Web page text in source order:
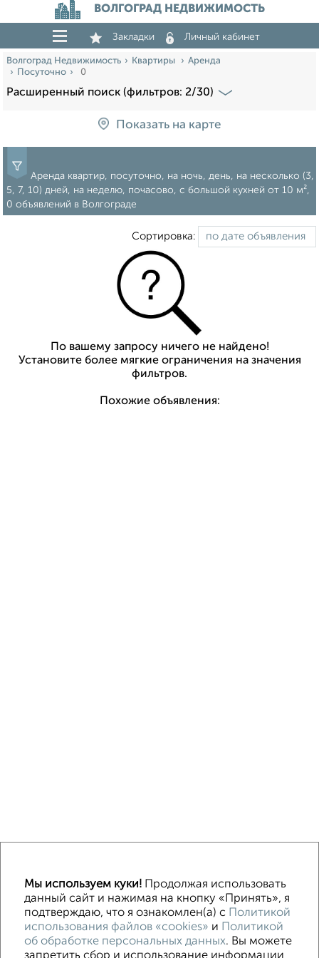
ВОЛГОГРАД НЕДВИЖИМОСТЬ
Закладки Личный кабинет
Волгоград Недвижимость Квартиры
Аренда
Посуточно
0
Расширенный поиск (фильтров: 2/30)
Показать на карте
Аренда квартир, посуточно, на ночь, день, на несколько (3,
5, 7, 10) дней, на неделю, почасово, c большой кухней от 10 м²,
0 объявлений в Волгограде
Сортировка:
По вашему запросу ничего не найдено!
Установите более мягкие ограничения на значения
фильтров.
Похожие объявления:
Однокомнатные Двухкомнатные
Без посредников
На длительный срок На сутки Без мебели
Контакты
Политика конфиденциальности
Пользовательское соглашение
Волгоград, улица Огарёва 15
Мы используем куки! Продолжая использовать
данный сайт и нажимая на кнопку «Принять», я
подтверждаю, что я ознакомлен(а) с Политикой
использования файлов «cookies» и Политикой
об обработке персональных данных. Вы можете